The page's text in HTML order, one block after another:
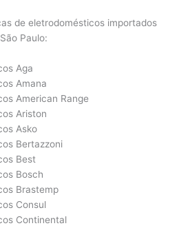
de eletrodomésticos importados
Paulo:
Aga
Amana
American Range
Ariston
Asko
Bertazzoni
Best
Bosch
Brastemp
Consul
Continental